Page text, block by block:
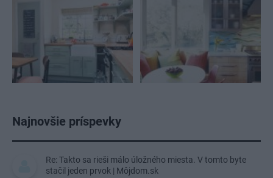
Najnovšie príspevky
Re: Takto sa rieši málo úložného miesta. V tomto byte
stačil jeden prvok | Môjdom.sk